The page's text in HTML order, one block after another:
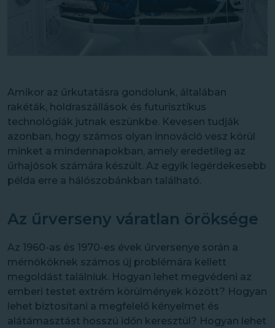
Amikor az űrkutatásra gondolunk, általában
rakéták, holdraszállások és futurisztikus
technológiák jutnak eszünkbe. Kevesen tudják
azonban, hogy számos olyan innováció vesz körül
minket a mindennapokban, amely eredetileg az
űrhajósok számára készült. Az egyik legérdekesebb
példa erre a hálószobánkban található.
Az űrverseny váratlan öröksége
Az 1960-as és 1970-es évek űrversenye során a
mérnököknek számos új problémára kellett
megoldást találniuk. Hogyan lehet megvédeni az
emberi testet extrém körülmények között? Hogyan
lehet biztosítani a megfelelő kényelmet és
alátámasztást hosszú időn keresztül? Hogyan lehet